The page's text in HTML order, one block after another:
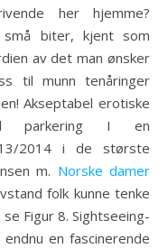
her hjemme?
biter, kjent som
av det man ønsker
til munn tenåringer
Akseptabel erotiske
parkering I en
2014 i de største
m. Norske damer
folk kunne tenke
Figur 8. Sightseeing-
en fascinerende